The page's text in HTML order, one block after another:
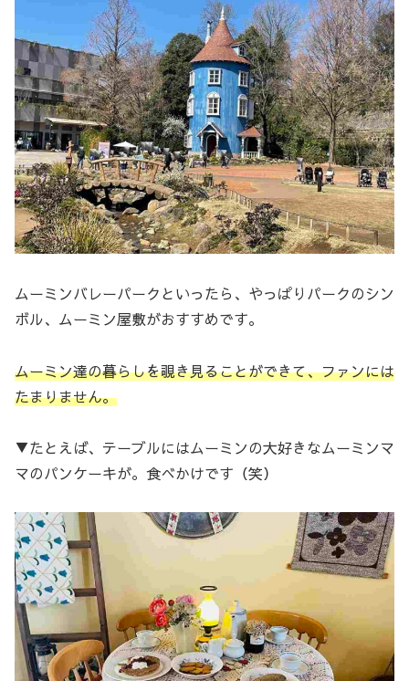
ムーミンバレーパークといったら、やっぱりパークのシン
ボル、ムーミン屋敷がおすすめです。
ムーミン達の暮らしを覗き見ることができて、ファンには
たまりません。
▼たとえば、テーブルにはムーミンの大好きなムーミンマ
マのパンケーキが。食べかけです（笑）